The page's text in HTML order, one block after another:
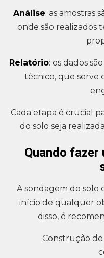
Análise: as amostras
onde são realizados
Relatório: os dados
técnico, que serve
Cada etapa é crucial
do solo seja
Quando fazer
A sondagem do solo
início de qualquer
disso, é
Construção de